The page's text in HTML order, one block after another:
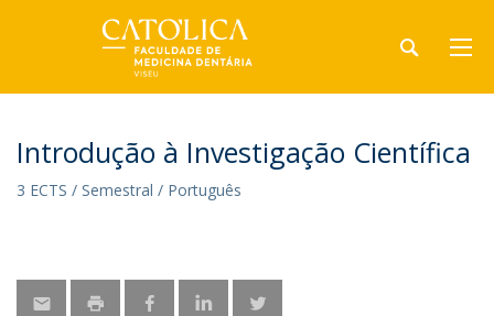
Introdução à Investigação Científica
3 ECTS / Semestral / Português